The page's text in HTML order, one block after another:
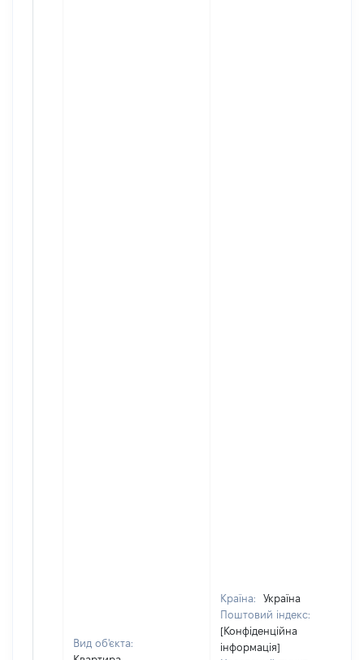
Вид об'єкта:
Країна:
Україна
Поштовий індекс:
[Конфіденційна
інформація]